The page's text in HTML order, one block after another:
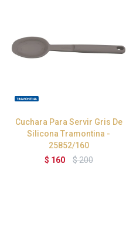
Cuchara Para Servir Gris De
Silicona Tramontina -
25852/160
$ 160 $200